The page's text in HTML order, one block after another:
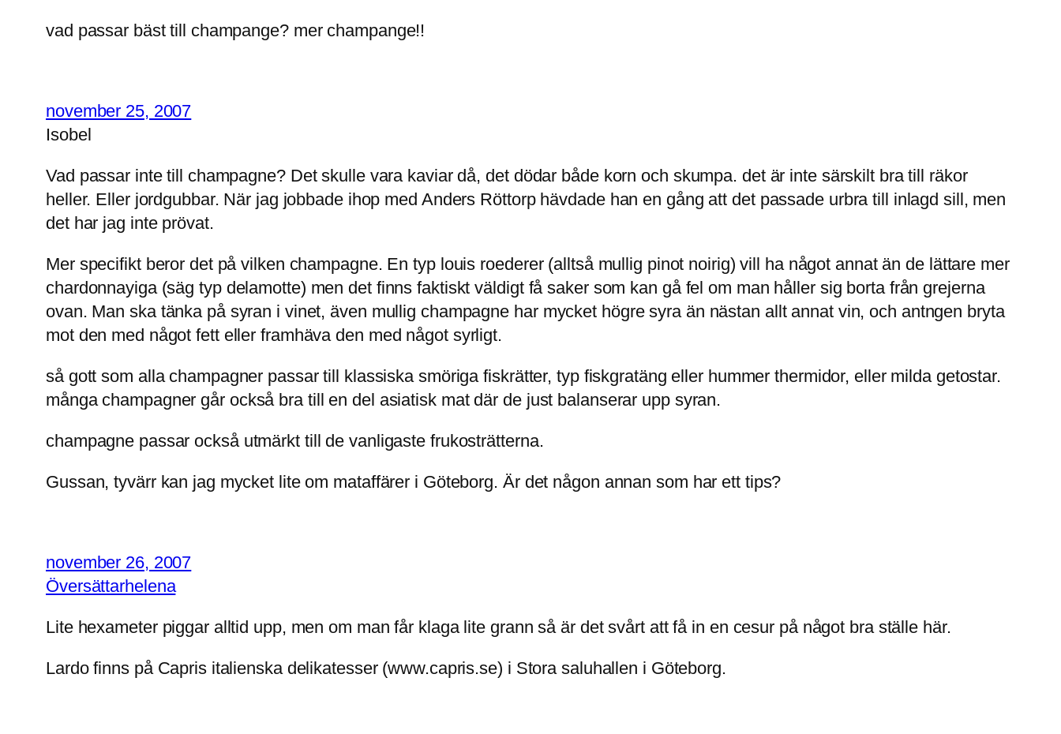
vad passar bäst till champange? mer champange!!
november 25, 2007
Isobel
Vad passar inte till champagne? Det skulle vara kaviar då, det dödar både korn och skumpa. det är inte särskilt bra till räkor
heller. Eller jordgubbar. När jag jobbade ihop med Anders Röttorp hävdade han en gång att det passade urbra till inlagd sill, men
det har jag inte prövat.
Mer specifikt beror det på vilken champagne. En typ louis roederer (alltså mullig pinot noirig) vill ha något annat än de lättare mer
chardonnayiga (säg typ delamotte) men det finns faktiskt väldigt få saker som kan gå fel om man håller sig borta från grejerna
ovan. Man ska tänka på syran i vinet, även mullig champagne har mycket högre syra än nästan allt annat vin, och antngen bryta
mot den med något fett eller framhäva den med något syrligt.
så gott som alla champagner passar till klassiska smöriga fiskrätter, typ fiskgratäng eller hummer thermidor, eller milda getostar.
många champagner går också bra till en del asiatisk mat där de just balanserar upp syran.
champagne passar också utmärkt till de vanligaste frukosträtterna.
Gussan, tyvärr kan jag mycket lite om mataffärer i Göteborg. Är det någon annan som har ett tips?
november 26, 2007
Översättarhelena
Lite hexameter piggar alltid upp, men om man får klaga lite grann så är det svårt att få in en cesur på något bra ställe här.
Lardo finns på Capris italienska delikatesser (www.capris.se) i Stora saluhallen i Göteborg.